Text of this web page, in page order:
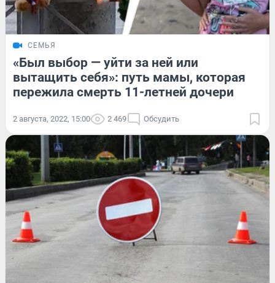
СЕМЬЯ
«Был выбор — уйти за ней или
вытащить себя»: путь мамы, которая
пережила смерть 11-летней дочери
2 августа, 2022, 15:00 2 469 Обсудить